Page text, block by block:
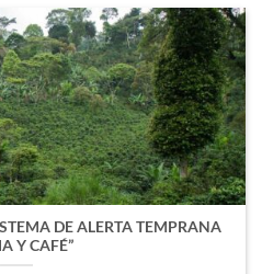
DE ALERTA TEMPRANA
Y CAFÉ”